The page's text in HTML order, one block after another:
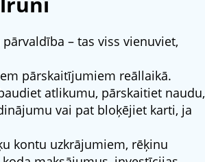
– tas viss vienuviet,
pārskaitījumiem reāllaikā.
atlikumu, pārskaitiet naudu,
vai pat bloķējiet karti, ja
kontu uzkrājumiem, rēķinu